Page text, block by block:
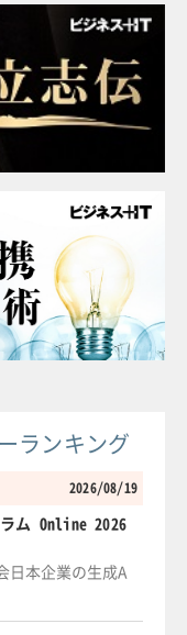
ランキング
2026/08/19
ム Online 2026
日本企業の生成A